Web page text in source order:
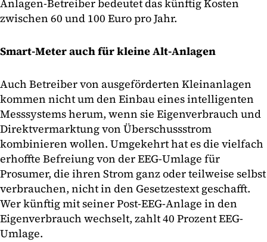
Anlagen-Betreiber bedeutet das künftig Kosten
zwischen 60 und 100 Euro pro Jahr.
Smart-Meter auch für kleine Alt-Anlagen
Auch Betreiber von ausgeförderten Kleinanlagen
kommen nicht um den Einbau eines intelligenten
Messsystems herum, wenn sie Eigenverbrauch und
Direktvermarktung von Überschussstrom
kombinieren wollen. Umgekehrt hat es die vielfach
erhoffte Befreiung von der EEG-Umlage für
Prosumer, die ihren Strom ganz oder teilweise selbst
verbrauchen, nicht in den Gesetzestext geschafft.
Wer künftig mit seiner Post-EEG-Anlage in den
Eigenverbrauch wechselt, zahlt 40 Prozent EEG-
Umlage.